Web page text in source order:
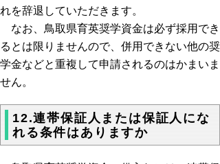
れを辞退していただきます。
なお、鳥取県育英奨学資金は必ず採用でき
るとは限りませんので、併用できない他の奨
学金などと重複して申請されるのはかまいま
せん。
12.連帯保証人または保証人にな
れる条件はありますか